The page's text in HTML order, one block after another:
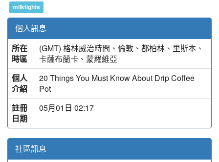
milktights
個人訊息
所在
時區
(GMT) 格林威治時間、倫敦、都柏林、里斯本、
卡薩布蘭卡、蒙羅維亞
個人
介紹
20 Things You Must Know About Drip Coffee
Pot
註冊
日期
05月01日 02:17
社區訊息